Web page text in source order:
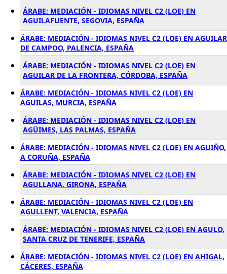
ÁRABE: MEDIACIÓN - IDIOMAS NIVEL C2 (LOE) EN
AGUILAFUENTE, SEGOVIA, ESPAÑA
ÁRABE: MEDIACIÓN - IDIOMAS NIVEL C2 (LOE) EN AGUILAR
DE CAMPOO, PALENCIA, ESPAÑA
ÁRABE: MEDIACIÓN - IDIOMAS NIVEL C2 (LOE) EN
AGUILAR DE LA FRONTERA, CÓRDOBA, ESPAÑA
ÁRABE: MEDIACIÓN - IDIOMAS NIVEL C2 (LOE) EN
AGUILAS, MURCIA, ESPAÑA
ÁRABE: MEDIACIÓN - IDIOMAS NIVEL C2 (LOE) EN
AGÜIMES, LAS PALMAS, ESPAÑA
ÁRABE: MEDIACIÓN - IDIOMAS NIVEL C2 (LOE) EN AGUIÑO,
A CORUÑA, ESPAÑA
ÁRABE: MEDIACIÓN - IDIOMAS NIVEL C2 (LOE) EN
AGULLANA, GIRONA, ESPAÑA
ÁRABE: MEDIACIÓN - IDIOMAS NIVEL C2 (LOE) EN
AGULLENT, VALENCIA, ESPAÑA
ÁRABE: MEDIACIÓN - IDIOMAS NIVEL C2 (LOE) EN AGULO,
SANTA CRUZ DE TENERIFE, ESPAÑA
ÁRABE: MEDIACIÓN - IDIOMAS NIVEL C2 (LOE) EN AHIGAL,
CÁCERES, ESPAÑA